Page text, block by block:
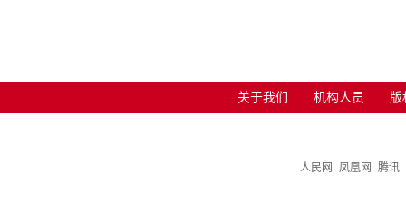
关于我们 机构人员 版
人民网 凤凰网 腾讯